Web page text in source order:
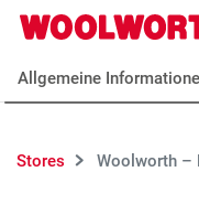
Zum Hauptinhalt
Woolworth
Allgemeine
Stores Woolworth –